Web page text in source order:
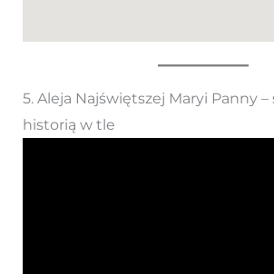
5. Aleja Najświętszej Maryi Panny –
historią w tle